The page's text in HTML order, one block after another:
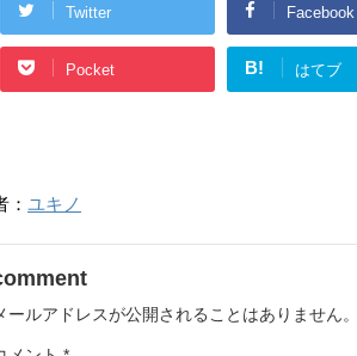
Twitter Facebook
Pocket B! はてブ
： ユキノ
ールアドレスが公開されることはありません。